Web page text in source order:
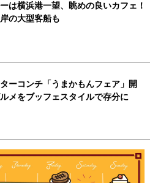
は横浜港一望、眺めの良いカフェ！
の大型客船も
ーコンチ「うまかもんフェア」開
メをブッフェスタイルで存分に